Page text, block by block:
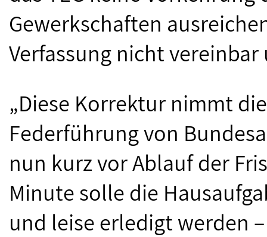
Gewerkschaften
Verfassung nicht
„Diese Korrektur nimmt
Federführung von
nun kurz vor Ablauf der
Minute solle die
und leise erledigt werden